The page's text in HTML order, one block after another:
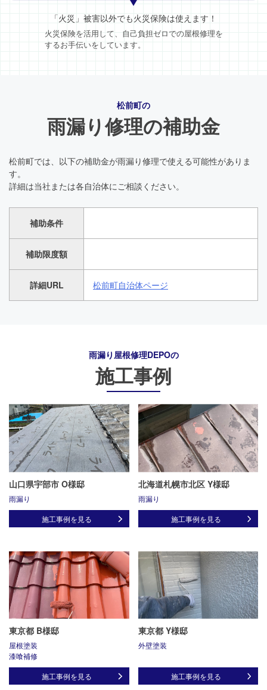
「火災」被害以外でも火災保険は使えます！
火災保険を活用して、自己負担ゼロでの屋根修理を
するお手伝いをしています。
松前町の
雨漏り修理の補助金
松前町では、以下の補助金が雨漏り修理で使える可能性がありま
す。
詳細は当社または各自治体にご相談ください。
補助条件
補助限度額
詳細URL 松前町自治体ページ
雨漏り屋根修理DEPOの
施工事例
山口県宇部市 O様邸
雨漏り
施工事例を見る
北海道札幌市北区 Y様邸
雨漏り
施工事例を見る
東京都 B様邸
屋根塗装
漆喰補修
施工事例を見る
東京都 Y様邸
外壁塗装
施工事例を見る